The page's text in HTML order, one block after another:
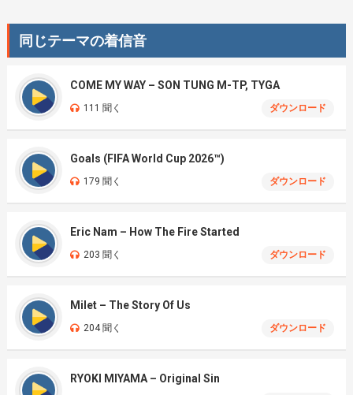
同じテーマの着信音
COME MY WAY – SON TUNG M-TP, TYGA
111 聞く ダウンロード
Goals (FIFA World Cup 2026™)
179 聞く ダウンロード
Eric Nam – How The Fire Started
203 聞く ダウンロード
Milet – The Story Of Us
204 聞く ダウンロード
RYOKI MIYAMA – Original Sin